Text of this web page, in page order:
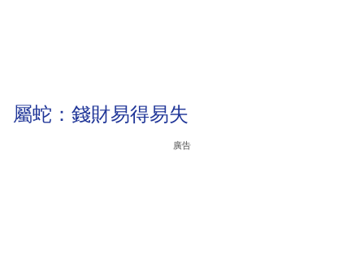
屬蛇：錢財易得易失
廣告